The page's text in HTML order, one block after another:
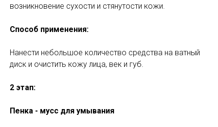
возникновение сухости и стянутости кожи.
Способ применения:
Нанести небольшое количество средства на ватный
диск и очистить кожу лица, век и губ.
2 этап:
Пенка - мусс для умывания